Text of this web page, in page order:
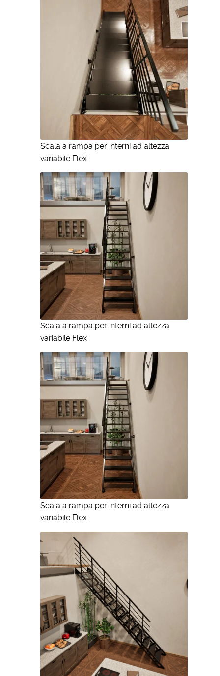
Scala a rampa per interni ad altezza
variabile Flex
Scala a rampa per interni ad altezza
variabile Flex
Scala a rampa per interni ad altezza
variabile Flex